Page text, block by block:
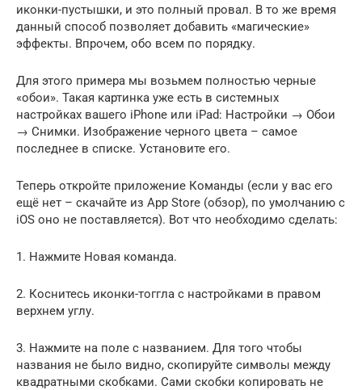
иконки-пустышки, и это полный провал. В то же время
данный способ позволяет добавить «магические»
эффекты. Впрочем, обо всем по порядку.
Для этого примера мы возьмем полностью черные
«обои». Такая картинка уже есть в системных
настройках вашего iPhone или iPad: Настройки → Обои
→ Снимки. Изображение черного цвета – самое
последнее в списке. Установите его.
Теперь откройте приложение Команды (если у вас его
ещё нет – скачайте из App Store (обзор), по умолчанию с
iOS оно не поставляется). Вот что необходимо сделать:
1. Нажмите Новая команда.
2. Коснитесь иконки-тоггла с настройками в правом
верхнем углу.
3. Нажмите на поле с названием. Для того чтобы
названия не было видно, скопируйте символы между
квадратными скобками. Сами скобки копировать не